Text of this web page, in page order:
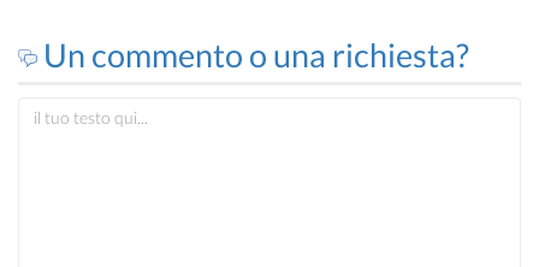
Un commento o una richiesta?